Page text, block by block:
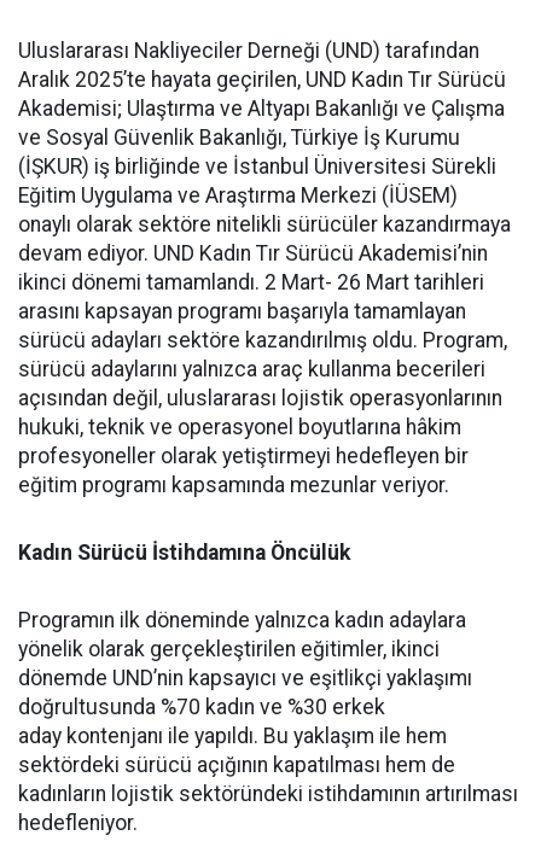
Uluslararası Nakliyeciler Derneği (UND) tarafından
Aralık 2025’te hayata geçirilen, UND Kadın Tır Sürücü
Akademisi; Ulaştırma ve Altyapı Bakanlığı ve Çalışma
ve Sosyal Güvenlik Bakanlığı, Türkiye İş Kurumu
(İŞKUR) iş birliğinde ve İstanbul Üniversitesi Sürekli
Eğitim Uygulama ve Araştırma Merkezi (İÜSEM)
onaylı olarak sektöre nitelikli sürücüler kazandırmaya
devam ediyor. UND Kadın Tır Sürücü Akademisi’nin
ikinci dönemi tamamlandı. 2 Mart- 26 Mart tarihleri
arasını kapsayan programı başarıyla tamamlayan
sürücü adayları sektöre kazandırılmış oldu. Program,
sürücü adaylarını yalnızca araç kullanma becerileri
açısından değil, uluslararası lojistik operasyonlarının
hukuki, teknik ve operasyonel boyutlarına hâkim
profesyoneller olarak yetiştirmeyi hedefleyen bir
eğitim programı kapsamında mezunlar veriyor.
Kadın Sürücü İstihdamına Öncülük
Programın ilk döneminde yalnızca kadın adaylara
yönelik olarak gerçekleştirilen eğitimler, ikinci
dönemde UND’nin kapsayıcı ve eşitlikçi yaklaşımı
doğrultusunda %70 kadın ve %30 erkek
aday kontenjanı ile yapıldı. Bu yaklaşım ile hem
sektördeki sürücü açığının kapatılması hem de
kadınların lojistik sektöründeki istihdamının artırılması
hedefleniyor.